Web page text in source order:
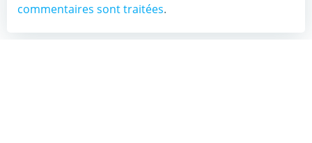
commentaires sont traitées.